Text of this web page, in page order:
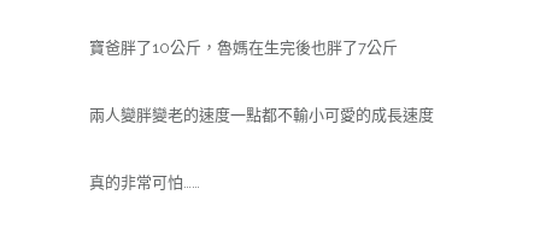
寶爸胖了10公斤，魯媽在生完後也胖了7公斤
兩人變胖變老的速度一點都不輸小可愛的成長速度
真的非常可怕……